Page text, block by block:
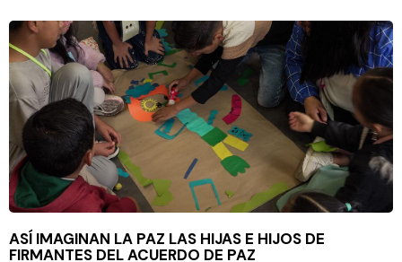
ASÍ IMAGINAN LA PAZ LAS HIJAS E HIJOS DE
FIRMANTES DEL ACUERDO DE PAZ